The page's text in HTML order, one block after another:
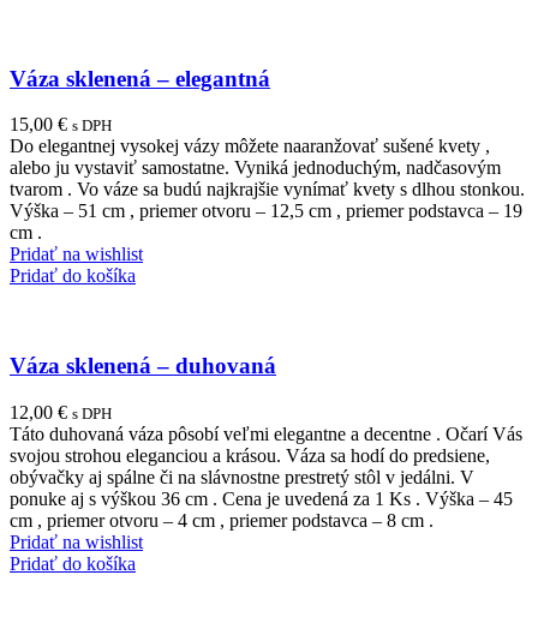
Váza sklenená – elegantná
15,00 € s DPH
Do elegantnej vysokej vázy môžete naaranžovať sušené kvety ,
alebo ju vystaviť samostatne. Vyniká jednoduchým, nadčasovým
tvarom . Vo váze sa budú najkrajšie vynímať kvety s dlhou stonkou.
Výška – 51 cm , priemer otvoru – 12,5 cm , priemer podstavca – 19
cm .
Pridať na wishlist
Pridať do košíka
Váza sklenená – duhovaná
12,00 € s DPH
Táto duhovaná váza pôsobí veľmi elegantne a decentne . Očarí Vás
svojou strohou eleganciou a krásou. Váza sa hodí do predsiene,
obývačky aj spálne či na slávnostne prestretý stôl v jedálni. V
ponuke aj s výškou 36 cm . Cena je uvedená za 1 Ks . Výška – 45
cm , priemer otvoru – 4 cm , priemer podstavca – 8 cm .
Pridať na wishlist
Pridať do košíka